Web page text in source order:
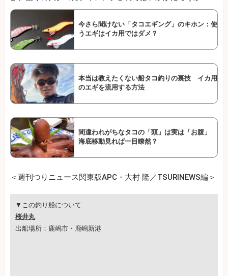
今さら聞けない「タコエギング」のキホン：使
うエギはイカ用ではダメ？
本当は教えたくない船タコ釣りの裏技 イカ用
のエギを流用する方法
間違われがちなタコの「頭」は実は「お腹」
海底移動見れば一目瞭然？
＜週刊つりニュース関東版APC・大村 隆／TSURINEWS編＞
▼この釣り船について
桜井丸
出船場所：鹿嶋市・鹿嶋新港